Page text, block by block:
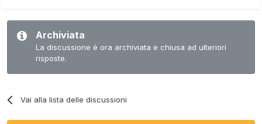
Archiviata
La discussione è ora archiviata e chiusa ad ulteriori
risposte.
Vai alla lista delle discussioni